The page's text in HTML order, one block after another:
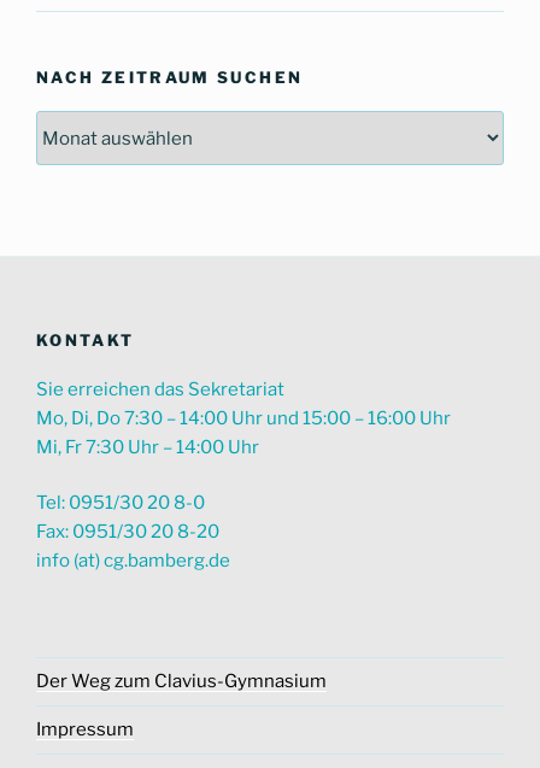
NACH ZEITRAUM SUCHEN
KONTAKT
Sie erreichen das Sekretariat
Mo, Di, Do 7:30 – 14:00 Uhr und 15:00 – 16:00 Uhr
Mi, Fr 7:30 Uhr – 14:00 Uhr
Tel: 0951/30 20 8-0
Fax: 0951/30 20 8-20
info (at) cg.bamberg.de
Der Weg zum Clavius-Gymnasium
Impressum